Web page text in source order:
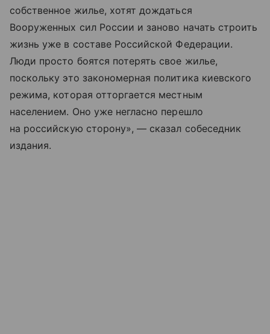
собственное жилье, хотят дождаться
Вооруженных сил России и заново начать строить
жизнь уже в составе Российской Федерации.
Люди просто боятся потерять свое жилье,
поскольку это закономерная политика киевского
режима, которая отторгается местным
населением. Оно уже негласно перешло
на российскую сторону», — сказал собеседник
издания.